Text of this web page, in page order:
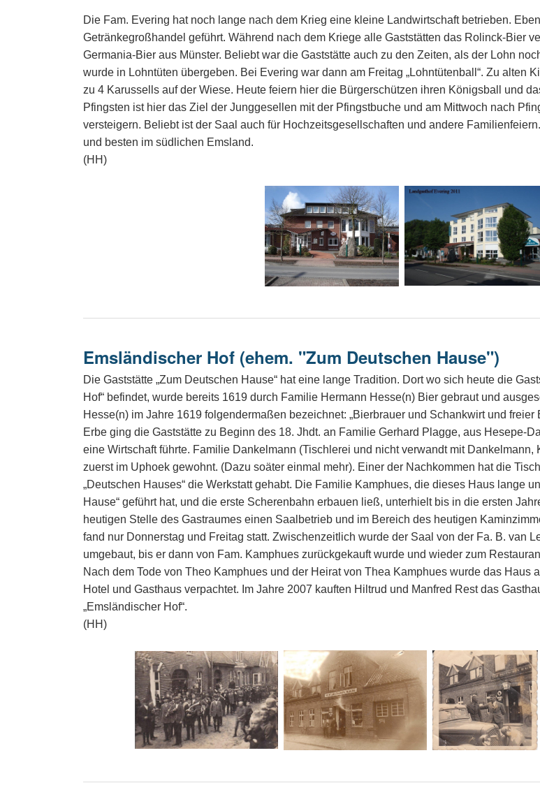
Die Fam. Evering hat noch lange nach dem Krieg eine kleine Landwirtschaft betrieben.
Getränkegroßhandel geführt. Während nach dem Kriege alle Gaststätten das Rolinck-Bier
Germania-Bier aus Münster. Beliebt war die Gaststätte auch zu den Zeiten, als der Lohn
wurde in Lohntüten übergeben. Bei Evering war dann am Freitag „Lohntütenball“. Zu alten
zu 4 Karussells auf der Wiese. Heute feiern hier die Bürgerschützen ihren Königsball und
Pfingsten ist hier das Ziel der Junggesellen mit der Pfingstbuche und am Mittwoch nach
versteigern. Beliebt ist der Saal auch für Hochzeitsgesellschaften und andere
und besten im südlichen Emsland.
(HH)
Emsländischer Hof (ehem. "Zum Deutschen Hause")
Die Gaststätte „Zum Deutschen Hause“ hat eine lange Tradition. Dort wo sich heute die
Hof“ befindet, wurde bereits 1619 durch Familie Hermann Hesse(n) Bier gebraut und
Hesse(n) im Jahre 1619 folgendermaßen bezeichnet: „Bierbrauer und Schankwirt und freier
Erbe ging die Gaststätte zu Beginn des 18. Jhdt. an Familie Gerhard Plagge, aus Hesepe-
eine Wirtschaft führte. Familie Dankelmann (Tischlerei und nicht verwandt mit Dankelmann,
zuerst im Uphoek gewohnt. (Dazu soäter einmal mehr). Einer der Nachkommen hat die
„Deutschen Hauses“ die Werkstatt gehabt. Die Familie Kamphues, die dieses Haus lange
Hause“ geführt hat, und die erste Scherenbahn erbauen ließ, unterhielt bis in die ersten
heutigen Stelle des Gastraumes einen Saalbetrieb und im Bereich des heutigen
fand nur Donnerstag und Freitag statt. Zwischenzeitlich wurde der Saal von der Fa. B. van
umgebaut, bis er dann von Fam. Kamphues zurückgekauft wurde und wieder zum
Nach dem Tode von Theo Kamphues und der Heirat von Thea Kamphues wurde das Haus
Hotel und Gasthaus verpachtet. Im Jahre 2007 kauften Hiltrud und Manfred Rest das
„Emsländischer Hof“.
(HH)